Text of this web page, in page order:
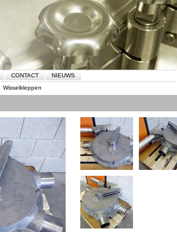
CONTACT NIEUWS
Wisselkleppen